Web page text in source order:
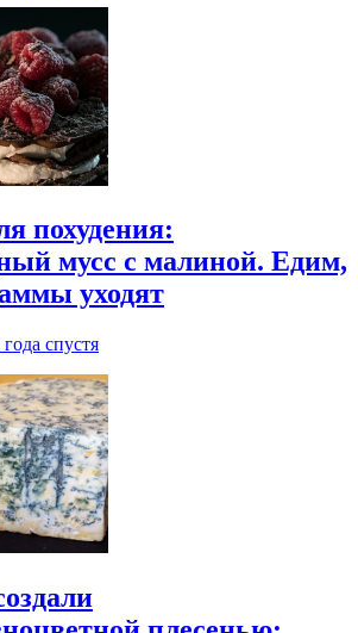
похудения:
мусс с малиной. Едим,
уходят
года спустя